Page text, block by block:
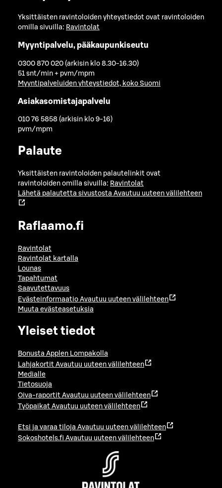
Yksittäisten ravintoloiden yhteystiedot ovat ravintoloiden
omilla sivuilla: Ravintolat
Myyntipalvelu, pääkaupunkiseutu
0300 870 020 (arkisin klo 8.30-16.30)
51 snt/min + pvm/mpm
Myyntipalveluiden yhteystiedot, koko Suomi
Asiakasomistajapalvelu
010 76 5858 (arkisin klo 9-16)
pvm/mpm
Palaute
Yksittäisten ravintoloiden palautelinkit ovat
ravintoloiden omilla sivuilla: Ravintolat
Lähetä palautetta sivustosta Avautuu uuteen välilehteen
Raflaamo.fi
Ravintolat
Ravintolat kartalla
Lounas
Tapahtumat
Saavutettavuus
Evästeinformaatio Avautuu uuteen välilehteen
Muuta evästeasetuksia
Yleiset tiedot
Bonusta Applen Lompakolla
Lahjakortit Avautuu uuteen välilehteen
Medialle
Tietosuoja
Oiva-raportit Avautuu uuteen välilehteen
Työpaikat Avautuu uuteen välilehteen
Etsi ja varaa tiloja Avautuu uuteen välilehteen
Sokoshotels.fi Avautuu uuteen välilehteen